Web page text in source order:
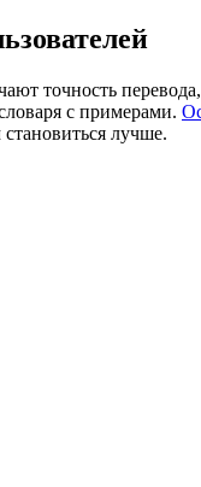
точность
с примерами.
лучше.